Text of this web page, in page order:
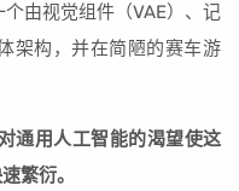
由视觉组件（VAE）、记
架构，并在简陋的赛车游
通用人工智能的渴望使这
繁衍。